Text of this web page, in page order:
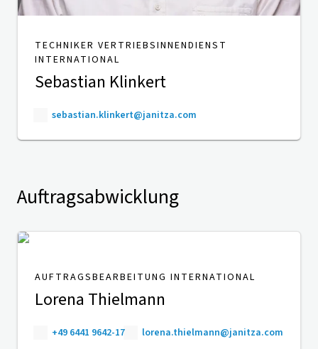
TECHNIKER VERTRIEBSINNENDIENST
INTERNATIONAL
Sebastian Klinkert
sebastian.klinkert@janitza.com
Auftragsabwicklung
AUFTRAGSBEARBEITUNG INTERNATIONAL
Lorena Thielmann
+49 6441 9642-17 lorena.thielmann@janitza.com